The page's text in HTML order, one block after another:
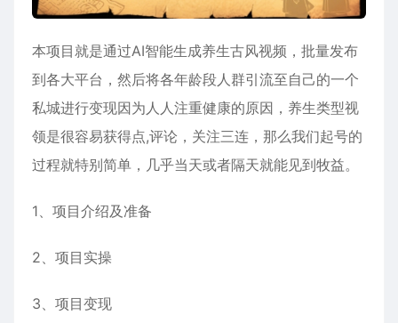
本项目就是通过AI智能生成养生古风视频，批量发布
到各大平台，然后将各年龄段人群引流至自己的一个
私城进行变现因为人人注重健康的原因，养生类型视
领是很容易获得点,评论，关注三连，那么我们起号的
过程就特别简单，几乎当天或者隔天就能见到牧益。
1、项目介绍及准备
2、项目实操
3、项目变现